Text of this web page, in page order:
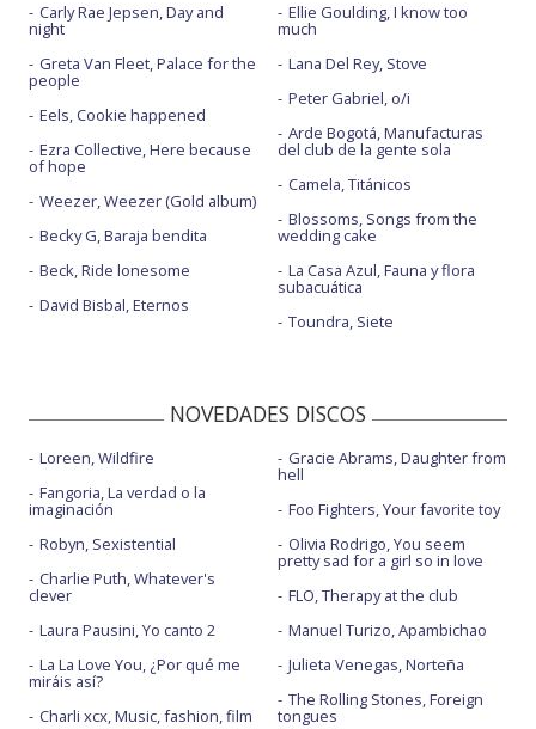
Carly Rae Jepsen, Day and
night
Greta Van Fleet, Palace for the
people
Eels, Cookie happened
Ezra Collective, Here because
of hope
Weezer, Weezer (Gold album)
Becky G, Baraja bendita
Beck, Ride lonesome
David Bisbal, Eternos
Ellie Goulding, I know too
much
Lana Del Rey, Stove
Peter Gabriel, o/i
Arde Bogotá, Manufacturas
del club de la gente sola
Camela, Titánicos
Blossoms, Songs from the
wedding cake
La Casa Azul, Fauna y flora
subacuática
Toundra, Siete
NOVEDADES DISCOS
Loreen, Wildfire
Fangoria, La verdad o la
imaginación
Robyn, Sexistential
Charlie Puth, Whatever's
clever
Laura Pausini, Yo canto 2
La La Love You, ¿Por qué me
miráis así?
Charli xcx, Music, fashion, film
Gracie Abrams, Daughter from
hell
Foo Fighters, Your favorite toy
Olivia Rodrigo, You seem
pretty sad for a girl so in love
FLO, Therapy at the club
Manuel Turizo, Apambichao
Julieta Venegas, Norteña
The Rolling Stones, Foreign
tongues